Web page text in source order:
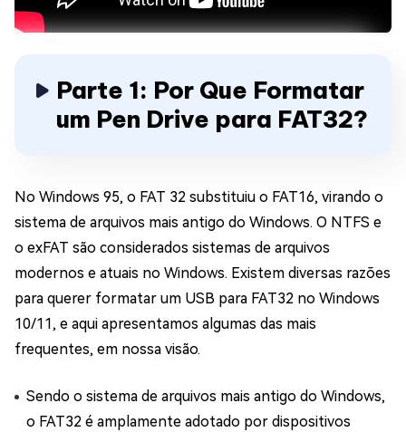
Parte 1: Por Que Formatar
um Pen Drive para FAT32?
No Windows 95, o FAT 32 substituiu o FAT16, virando o
sistema de arquivos mais antigo do Windows. O NTFS e
o exFAT são considerados sistemas de arquivos
modernos e atuais no Windows. Existem diversas razões
para querer formatar um USB para FAT32 no Windows
10/11, e aqui apresentamos algumas das mais
frequentes, em nossa visão.
Sendo o sistema de arquivos mais antigo do Windows,
o FAT32 é amplamente adotado por dispositivos